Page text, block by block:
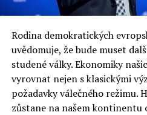
Jaromír Piskoř
redaktor a editor polskodnes.cz
Rodina demokratických
uvědomuje, že bude muset
studené války. Ekonomiky
vyrovnat nejen s klasickými
požadavky válečného režimu.
zůstane na našem kontinentu